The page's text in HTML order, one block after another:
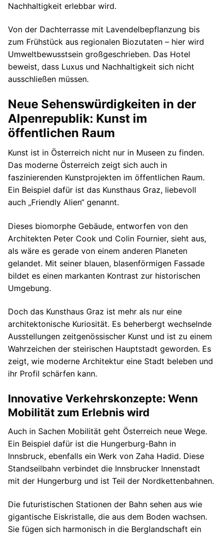
Nachhaltigkeit erlebbar wird.
Von der Dachterrasse mit Lavendelbepflanzung bis
zum Frühstück aus regionalen Biozutaten – hier wird
Umweltbewusstsein großgeschrieben. Das Hotel
beweist, dass Luxus und Nachhaltigkeit sich nicht
ausschließen müssen.
Neue Sehenswürdigkeiten in der
Alpenrepublik: Kunst im
öffentlichen Raum
Kunst ist in Österreich nicht nur in Museen zu finden.
Das moderne Österreich zeigt sich auch in
faszinierenden Kunstprojekten im öffentlichen Raum.
Ein Beispiel dafür ist das Kunsthaus Graz, liebevoll
auch „Friendly Alien“ genannt.
Dieses biomorphe Gebäude, entworfen von den
Architekten Peter Cook und Colin Fournier, sieht aus,
als wäre es gerade von einem anderen Planeten
gelandet. Mit seiner blauen, blasenförmigen Fassade
bildet es einen markanten Kontrast zur historischen
Umgebung.
Doch das Kunsthaus Graz ist mehr als nur eine
architektonische Kuriosität. Es beherbergt wechselnde
Ausstellungen zeitgenössischer Kunst und ist zu einem
Wahrzeichen der steirischen Hauptstadt geworden. Es
zeigt, wie moderne Architektur eine Stadt beleben und
ihr Profil schärfen kann.
Innovative Verkehrskonzepte: Wenn
Mobilität zum Erlebnis wird
Auch in Sachen Mobilität geht Österreich neue Wege.
Ein Beispiel dafür ist die Hungerburg-Bahn in
Innsbruck, ebenfalls ein Werk von Zaha Hadid. Diese
Standseilbahn verbindet die Innsbrucker Innenstadt
mit der Hungerburg und ist Teil der Nordkettenbahnen.
Die futuristischen Stationen der Bahn sehen aus wie
gigantische Eiskristalle, die aus dem Boden wachsen.
Sie fügen sich harmonisch in die Berglandschaft ein